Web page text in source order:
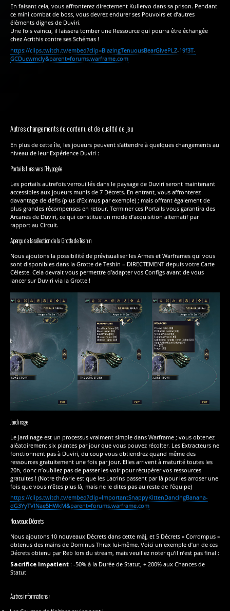
En faisant cela, vous affronterez directement Kullervo dans sa prison. Pendant
ce mini combat de boss, vous devrez endurer ses Pouvoirs et d’autres
éléments dignes de Duviri.
Une fois vaincu, il laissera tomber une Ressource qui pourra être échangée
chez Acrithis contre ses Schémas !
https://clips.twitch.tv/embed?clip=BlazingTenuousBearGivePLZ-19f3T-
GCDucwmcly&parent=forums.warframe.com
Autres changements de contenu et de qualité de jeu
En plus de cette île, les joueurs peuvent s’attendre à quelques changements au
niveau de leur Expérience Duviri :
Portails fixes vers l’Hypogée
Les portails autrefois verrouillés dans le paysage de Duviri seront maintenant
accessibles aux joueurs munis de 7 Décrets. En entrant, vous affronterez
davantage de défis (plus d’Eximus par exemple) ; mais offrant également de
plus grandes récompenses en retour. Terminer ces Portails vous garantira des
Arcanes de Duviri, ce qui constitue un mode d’acquisition alternatif par
rapport au Circuit.
Aperçu de la sélection de la Grotte de Teshin
Nous ajoutons la possibilité de prévisualiser les Armes et Warframes qui vous
sont disponibles dans la Grotte de Teshin – DIRECTEMENT depuis votre Carte
Céleste. Cela devrait vous permettre d’adapter vos Configs avant de vous
lancer sur Duviri via la Grotte !
Jardinage
Le Jardinage est un processus vraiment simple dans Warframe ; vous obtenez
aléatoirement six plantes par jour que vous pouvez récolter. Les Extracteurs ne
fonctionnent pas à Duviri, du coup vous obtiendrez quand même des
ressources gratuitement une fois par jour. Elles arrivent à maturité toutes les
20h, donc n’oubliez pas de passer les voir pour récupérer vos ressources
gratuites ! (Notre théorie est que les Lacrins passent par là pour les arroser une
fois que vous n’êtes plus là, mais ne le dites pas au reste de l’équipe)
https://clips.twitch.tv/embed?clip=ImportantSnappyKittenDancingBanana-
dG3YyTVlNae5HWkM&parent=forums.warframe.com
Nouveaux Décrets
Nous ajoutons 10 nouveaux Décrets dans cette màj, et 5 Décrets « Corrompus »
obtenus des mains de Dominus Thrax lui-même. Voici un exemple d’un de ces
Décrets obtenu par Reb lors du stream, mais veuillez noter qu’il n’est pas final :
Sacrifice Impatient : -50% à la Durée de Statut, + 200% aux Chances de
Statut
Autres informations :